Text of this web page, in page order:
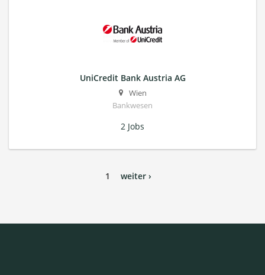
UniCredit Bank Austria AG
Wien
Bankwesen
2 Jobs
1 weiter ›